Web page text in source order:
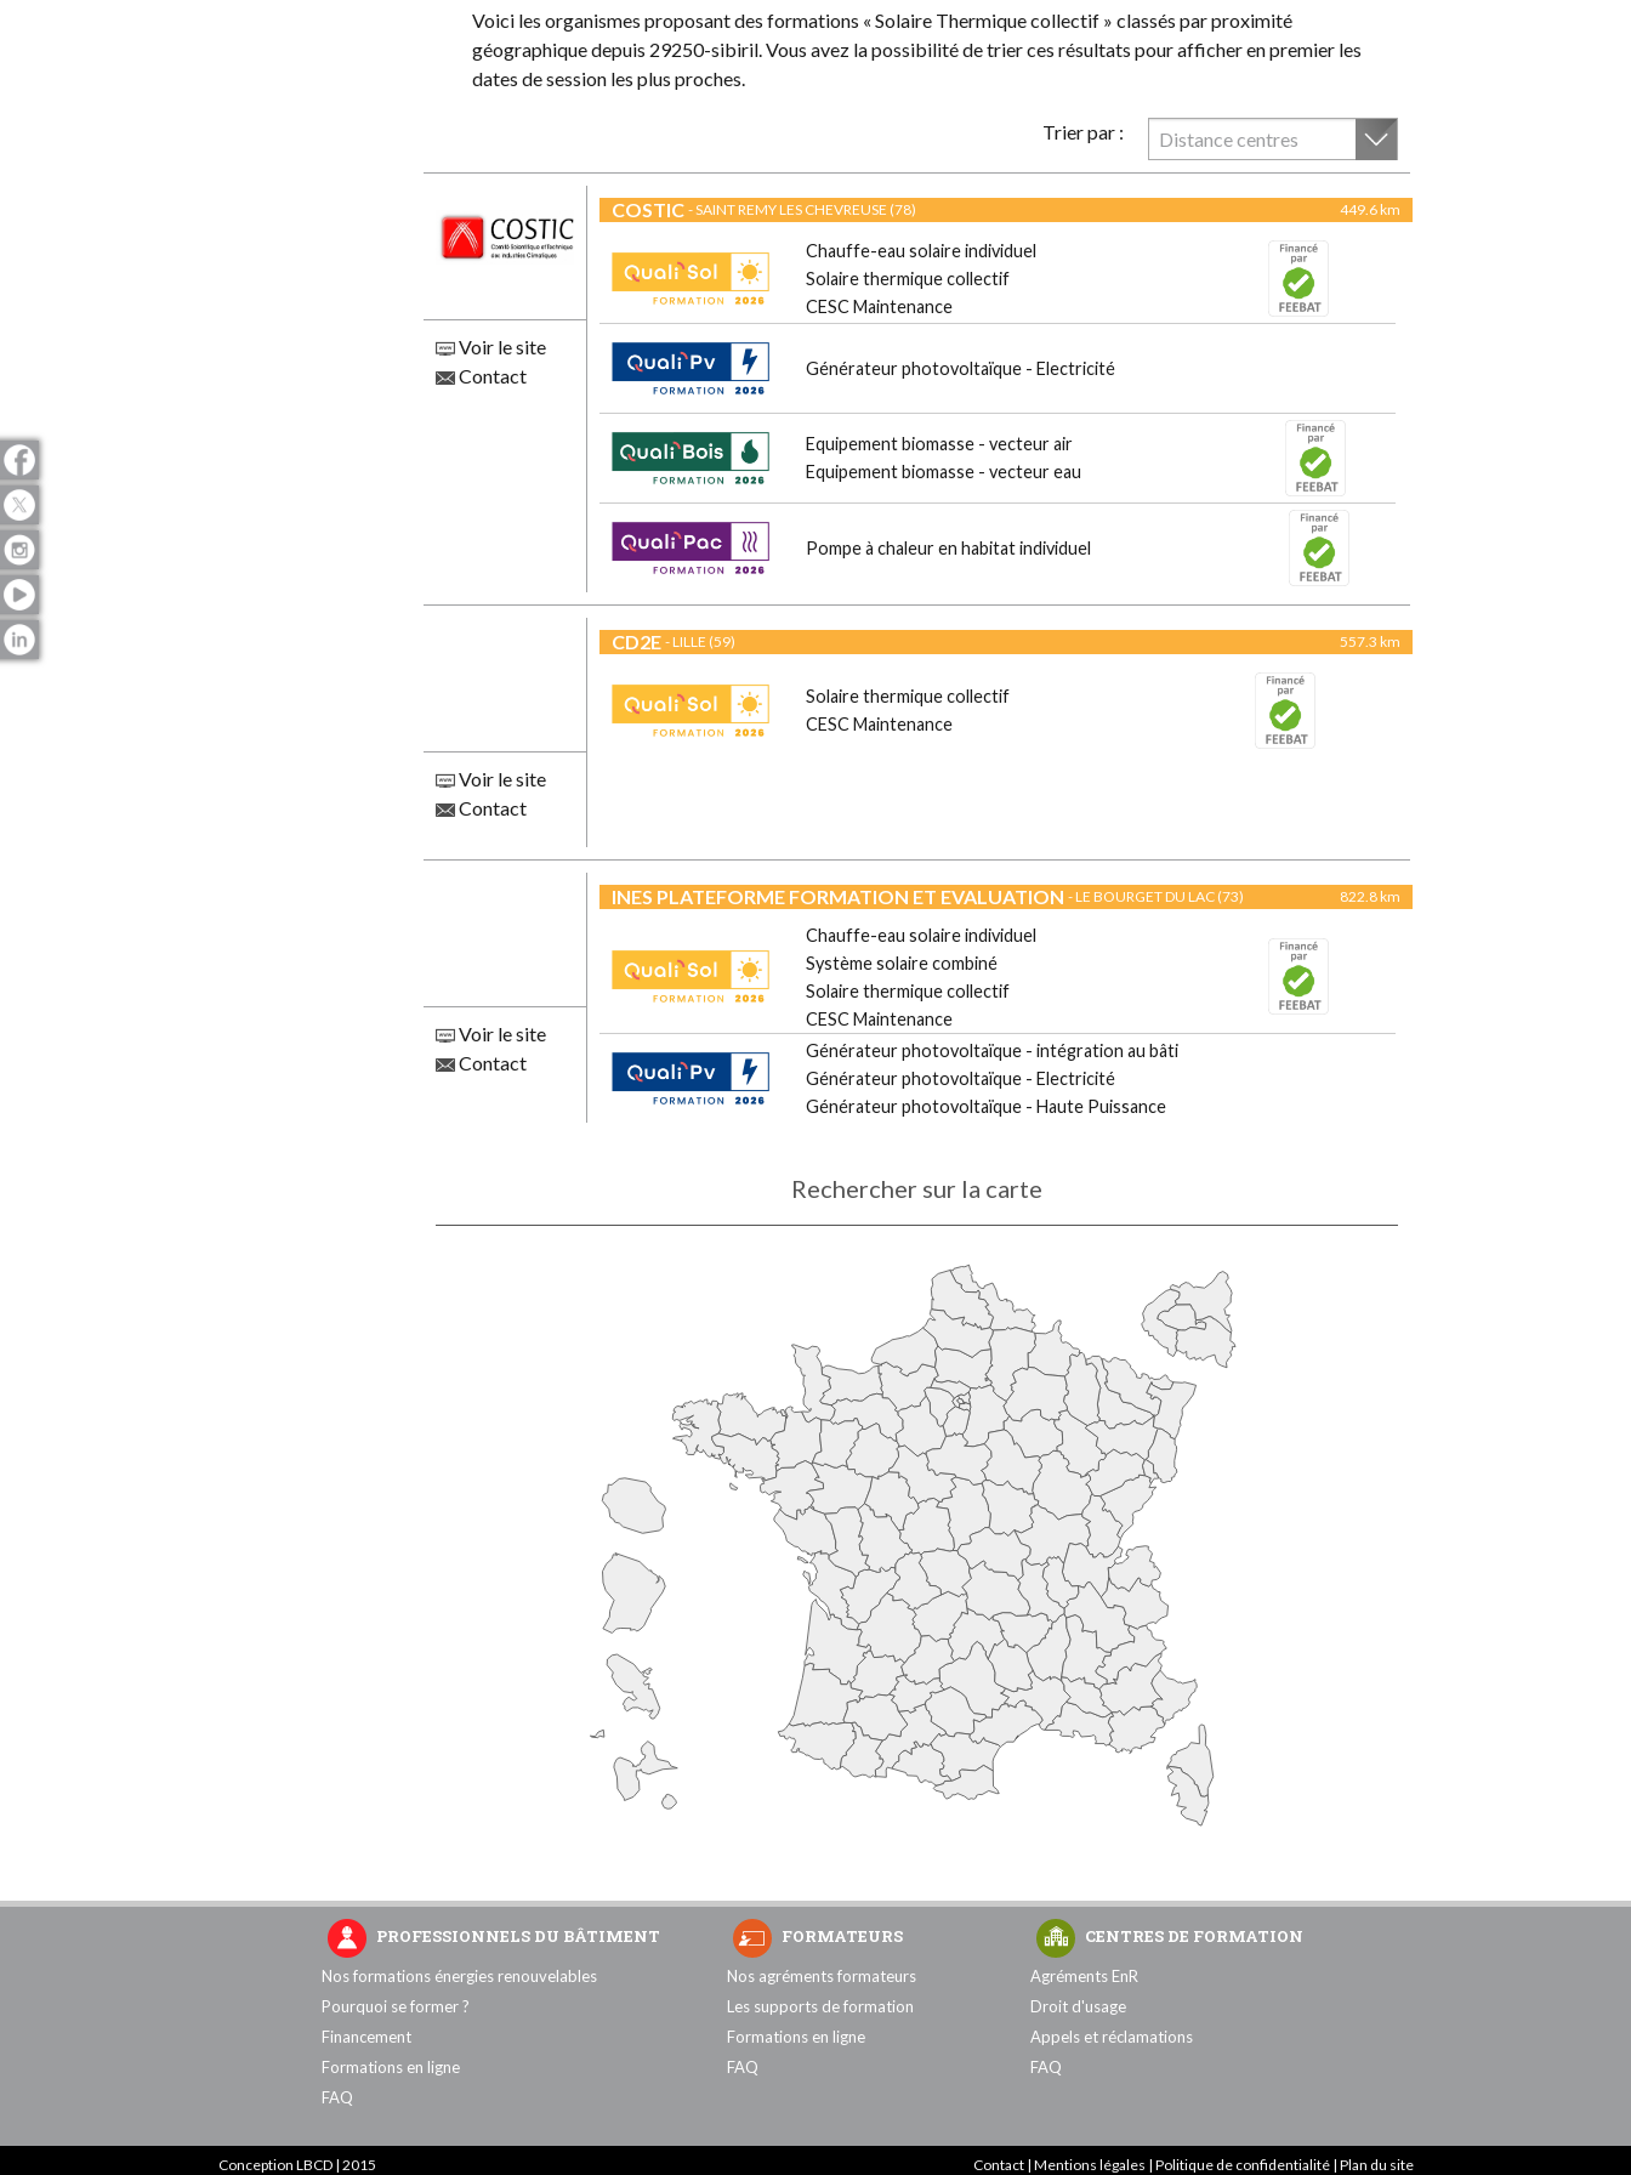
Voici les organismes proposant des formations « Solaire Thermique collectif » classés par proximité
géographique depuis 29250-sibiril. Vous avez la possibilité de trier ces résultats pour afficher en premier les
dates de session les plus proches.
Trier par : Distance centres
COSTIC - SAINT REMY LES CHEVREUSE (78) 449.6 km
Chauffe-eau solaire individuel
Solaire thermique collectif
CESC Maintenance
Générateur photovoltaïque - Electricité
Equipement biomasse - vecteur air
Equipement biomasse - vecteur eau
Pompe à chaleur en habitat individuel
Voir le site
Contact
CD2E - LILLE (59) 557.3 km
Solaire thermique collectif
CESC Maintenance
Voir le site
Contact
INES PLATEFORME FORMATION ET EVALUATION - LE BOURGET DU LAC (73) 822.8 km
Chauffe-eau solaire individuel
Système solaire combiné
Solaire thermique collectif
CESC Maintenance
Générateur photovoltaïque - intégration au bâti
Générateur photovoltaïque - Electricité
Générateur photovoltaïque - Haute Puissance
Voir le site
Contact
Rechercher sur la carte
PROFESSIONNELS DU BÂTIMENT
Nos formations énergies renouvelables
Pourquoi se former ?
Financement
Formations en ligne
FAQ
FORMATEURS
Nos agréments formateurs
Les supports de formation
Formations en ligne
FAQ
CENTRES DE FORMATION
Agréments EnR
Droit d'usage
Appels et réclamations
FAQ
Contact| Mentions légales | Politique de confidentialité| Plan du site
Conception LBCD | 2015